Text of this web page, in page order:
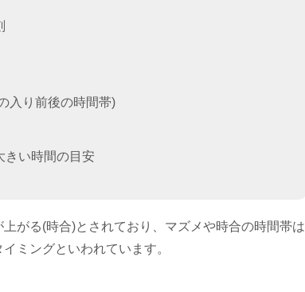
入り前後の時間帯)
きい時間の目安
がる(時合)とされており、マズメや時合の時間帯は
ミングといわれています。